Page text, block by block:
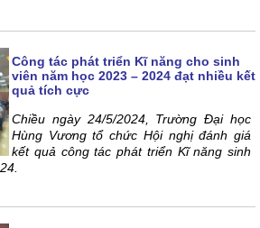
Công tác phát triển Kĩ năng cho sinh
viên năm học 2023 – 2024 đạt nhiều kết
quả tích cực
Chiều ngày 24/5/2024, Trường Đại học
Hùng Vương tổ chức Hội nghị đánh giá
kết quả công tác phát triển Kĩ năng sinh